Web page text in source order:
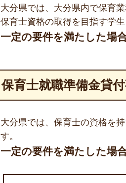
大分県では、大分県内で保育
保育士資格の取得を目指す学
一定の要件を満たした場
保育士就職準備金貸
大分県では、保育士の資格を
す。
一定の要件を満たした場